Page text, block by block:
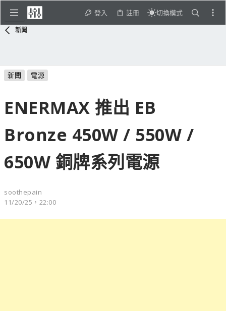
登入 註冊 切換模式
新聞
新聞 電源
ENERMAX 推出 EB
Bronze 450W / 550W /
650W 銅牌系列電源
soothepain
11/20/25，22:00